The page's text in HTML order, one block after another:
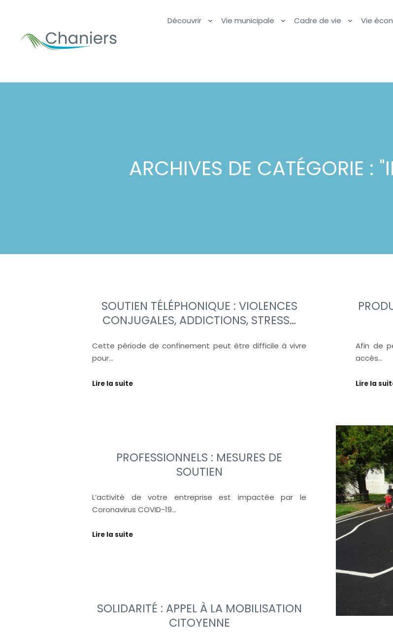
Découvrir Vie municipale Cadre de vie Vie
ARCHIVES DE CATÉGORIE : "
SOUTIEN TÉLÉPHONIQUE : VIOLENCES
CONJUGALES, ADDICTIONS, STRESS…
Cette période de confinement peut être difficile à vivre
pour…
Lire la suite
Afin de
accès…
Lire la
PROFESSIONNELS : MESURES DE
SOUTIEN
L’activité de votre entreprise est impactée par le
Coronavirus COVID-19…
Lire la suite
SOLIDARITÉ : APPEL À LA MOBILISATION
CITOYENNE